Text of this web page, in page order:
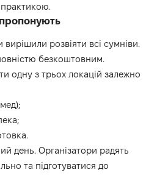
вирішили розвіяти всі сумніви.
безкоштовним.
одну з трьох локацій залежно
день. Організатори радять
та підготуватися до